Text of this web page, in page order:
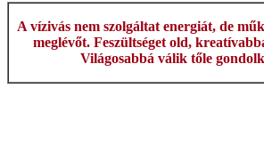
A vízivás nem szolgáltat energiát, de
meglévőt. Feszültséget old,
Világosabbá válik tőle